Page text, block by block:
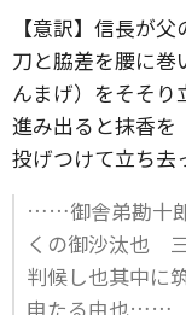
【意訳】信長が
刀と脇差を腰に
んまげ）をそそり
進み出ると抹香を
投げつけて立ち去
……御舎弟勘十
くの御沙汰也 三
判候し也其中に
申たる由也……